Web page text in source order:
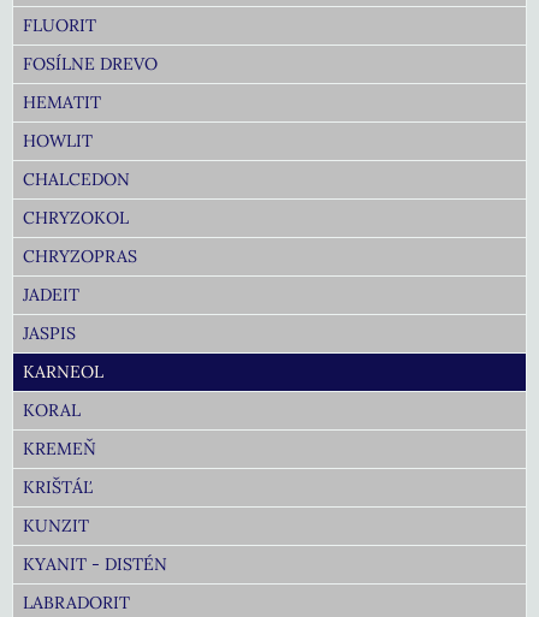
FLUORIT
FOSÍLNE DREVO
HEMATIT
HOWLIT
CHALCEDON
CHRYZOKOL
CHRYZOPRAS
JADEIT
JASPIS
KARNEOL
KORAL
KREMEŇ
KRIŠTÁĽ
KUNZIT
KYANIT - DISTÉN
LABRADORIT